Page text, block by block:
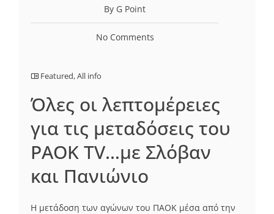
By G Point
No Comments
Featured,All info
Όλες οι λεπτομέρειες
για τις μεταδόσεις του
PAOK TV…με Σλόβαν
και Πανιώνιο
Η μετάδοση των αγώνων του ΠΑΟΚ μέσα από την